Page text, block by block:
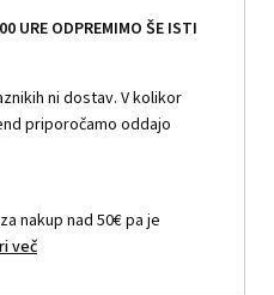
URE ODPREMIMO ŠE ISTI
ni dostav. V kolikor
priporočamo oddajo
nakup nad 50€ pa je
več